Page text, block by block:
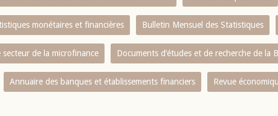
monétaires et financières Bulletin Mensuel des Statistiques
secteur de la microfinance Documents d’études et de recherche de la
Annuaire des banques et établissements financiers Revue